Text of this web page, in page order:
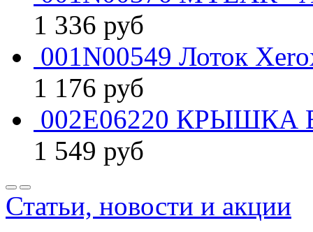
1 336 руб
001N00549 Лоток
1 176 руб
002E06220 КРЫШКА
1 549 руб
Статьи, новости и акции